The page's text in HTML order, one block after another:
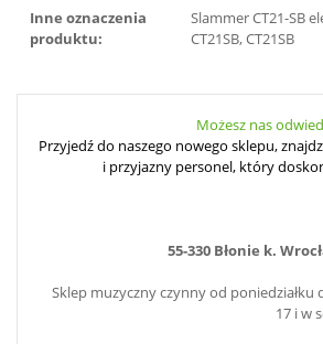
Inne oznaczenia
produktu:
Slammer CT21-SB
CT21SB, CT21SB
Możesz nas
Przyjedź do naszego nowego sklepu,
i przyjazny personel, który
55-330 Błonie k.
Sklep muzyczny czynny od poniedziałku
17 i w